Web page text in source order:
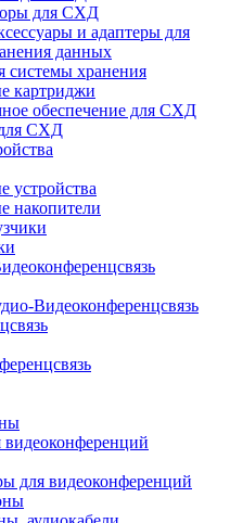
для СХД
и адаптеры для
данных
системы хранения
картриджи
обеспечение для СХД
СХД
устройства
накопители
Видеоконференцсвязь
видеоконференций
для видеоконференций